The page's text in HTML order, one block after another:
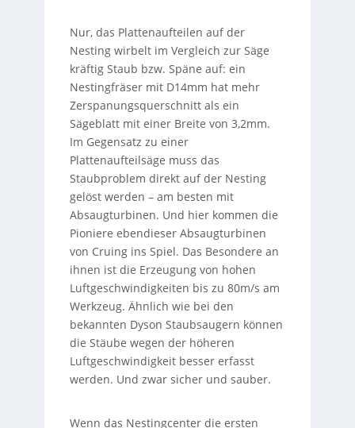
Nur, das Plattenaufteilen auf der
Nesting wirbelt im Vergleich zur Säge
kräftig Staub bzw. Späne auf: ein
Nestingfräser mit D14mm hat mehr
Zerspanungsquerschnitt als ein
Sägeblatt mit einer Breite von 3,2mm.
Im Gegensatz zu einer
Plattenaufteilsäge muss das
Staubproblem direkt auf der Nesting
gelöst werden – am besten mit
Absaugturbinen. Und hier kommen die
Pioniere ebendieser Absaugturbinen
von Cruing ins Spiel. Das Besondere an
ihnen ist die Erzeugung von hohen
Luftgeschwindigkeiten bis zu 80m/s am
Werkzeug. Ähnlich wie bei den
bekannten Dyson Staubsaugern können
die Stäube wegen der höheren
Luftgeschwindigkeit besser erfasst
werden. Und zwar sicher und sauber.
Wenn das Nestingcenter die ersten